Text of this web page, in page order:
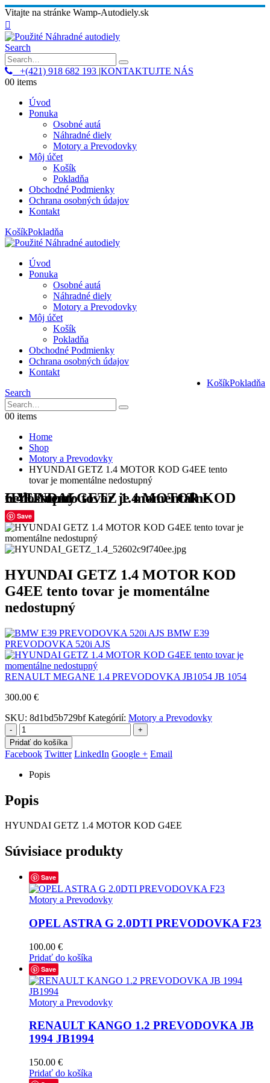
Vitajte na stránke Wamp-Autodiely.sk
Search
+(421) 918 682 193 |KONTAKTUJTE NÁS
00 items
Úvod
Ponuka
Osobné autá
Náhradné diely
Motory a Prevodovky
Môj účet
Košík
Pokladňa
Obchodné Podmienky
Ochrana osobných údajov
Kontakt
KošíkPokladňa
Úvod
Ponuka
Osobné autá
Náhradné diely
Motory a Prevodovky
Môj účet
Košík
Pokladňa
Obchodné Podmienky
Ochrana osobných údajov
Kontakt
KošíkPokladňa
Search
00 items
Home
Shop
Motory a Prevodovky
HYUNDAI GETZ 1.4 MOTOR KOD G4EE tento
tovar je momentálne nedostupný
HYUNDAI GETZ 1.4 MOTOR KOD G4EE tento tovar je momentálne nedostupný
Save
HYUNDAI GETZ 1.4 MOTOR KOD
G4EE tento tovar je momentálne
nedostupný
BMW E39
PREVODOVKA 520i AJS
RENAULT MEGANE 1.4 PREVODOVKA JB1054 JB 1054
300.00 €
SKU: 8d1bd5b729bf Kategórií: Motory a Prevodovky
-
+
Pridať do košíka
Facebook Twitter LinkedIn Google + Email
Popis
Popis
HYUNDAI GETZ 1.4 MOTOR KOD G4EE
Súvisiace produkty
Save
Motory a Prevodovky
OPEL ASTRA G 2.0DTI PREVODOVKA F23
100.00 €
Pridať do košíka
Save
Motory a Prevodovky
RENAULT KANGO 1.2 PREVODOVKA JB
1994 JB1994
150.00 €
Pridať do košíka